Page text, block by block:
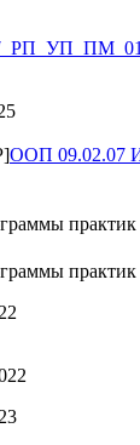
ООП 09.02.07
практик
практик